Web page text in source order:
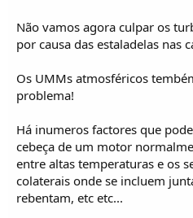
966916713
UMM Alter Turbo 91
Não vamos agora culpar os
por causa das estaladelas nas
Os UMMs atmosféricos
problema!
Há inumeros factores que
cebeça de um motor
entre altas temperaturas e os
colaterais onde se incluem
rebentam, etc etc...